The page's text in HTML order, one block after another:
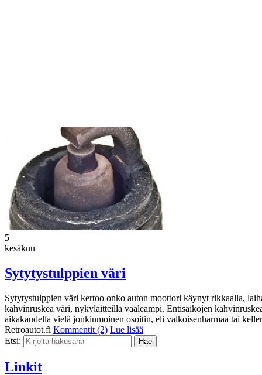
5
kesäkuu
Sytytystulppien väri
Sytytystulppien väri kertoo onko auton moottori käynyt rikkaalla,
kahvinruskea väri, nykylaitteilla vaaleampi. Entisaikojen
aikakaudella vielä jonkinmoinen osoitin, eli valkoisenharmaa tai
Retroautot.fi Kommentit (2) Lue lisää
Etsi:
Linkit